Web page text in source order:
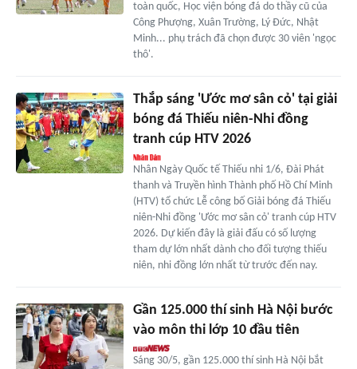
toàn quốc, Học viện bóng đá do thầy cũ của
Công Phượng, Xuân Trường, Lý Đức, Nhật
Minh... phụ trách đã chọn được 30 viên 'ngọc
thô'.
Thắp sáng 'Ước mơ sân cỏ' tại giải
bóng đá Thiếu niên-Nhi đồng
tranh cúp HTV 2026
Nhân Ngày Quốc tế Thiếu nhi 1/6, Đài Phát
thanh và Truyền hình Thành phố Hồ Chí Minh
(HTV) tổ chức Lễ công bố Giải bóng đá Thiếu
niên-Nhi đồng 'Ước mơ sân cỏ' tranh cúp HTV
2026. Dự kiến đây là giải đấu có số lượng
tham dự lớn nhất dành cho đối tượng thiếu
niên, nhi đồng lớn nhất từ trước đến nay.
Gần 125.000 thí sinh Hà Nội bước
vào môn thi lớp 10 đầu tiên
Sáng 30/5, gần 125.000 thí sinh Hà Nội bắt